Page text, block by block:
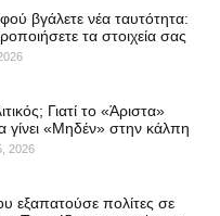
βγάλετε νέα ταυτότητα:
τα στοιχεία σας
Γιατί το «Άριστα»
γίνει «Μηδέν» στην κάλπη
2026
εξαπατούσε πολίτες σε